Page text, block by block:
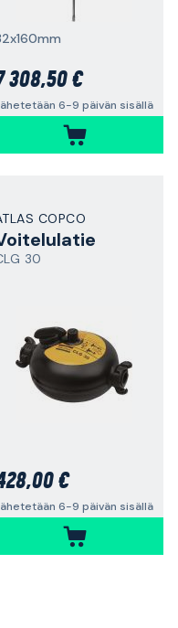
308,50 €
6-9 päivän sisällä
COPCO
30
€
6-9 päivän sisällä